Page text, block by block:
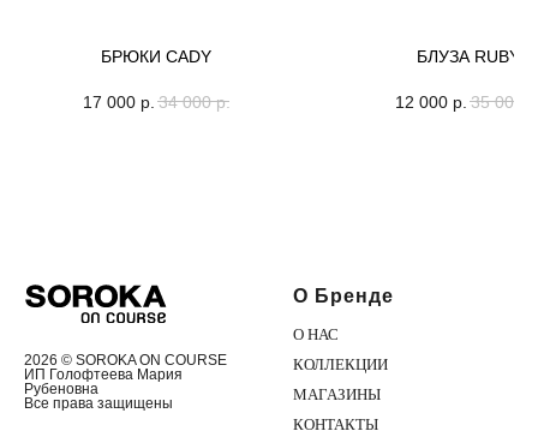
БРЮКИ CADY
17 000 р. 34 000 р.
БЛУЗА RUBY
12 000 р. 35 000
2026 © SOROKA ON COURSE
ИП Голофтеева Мария
Рубеновна
Все права защищены
О Бренде
О НАС
КОЛЛЕКЦИИ
МАГАЗИНЫ
КОНТАКТЫ